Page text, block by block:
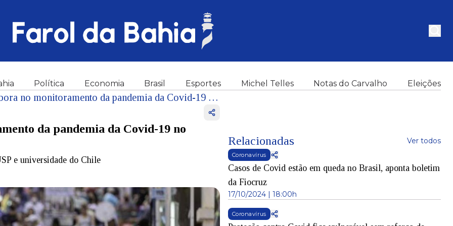
Política Economia Brasil Esportes Michel Telles Notas do Carvalho Eleições
Ferramenta on-line colabora no monitoramento da pandemia da Covid-19 no Brasil
da pandemia da Covid-19 no
e universidade do Chile
Relacionadas Ver todos
Coronavírus
Casos de Covid estão em queda no Brasil, aponta boletim
da Fiocruz
17/10/2024 | 18:00h
Coronavírus